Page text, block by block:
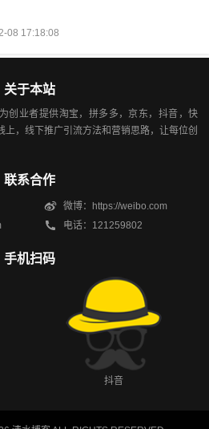
08 17:18:08
关于本站
创业者提供淘宝，拼多多，京东，抖音，快
，线下推广引流方法和营销思路，让每位创
联系合作
微博：https://weibo.com
电话：121259802
手机扫码
抖音